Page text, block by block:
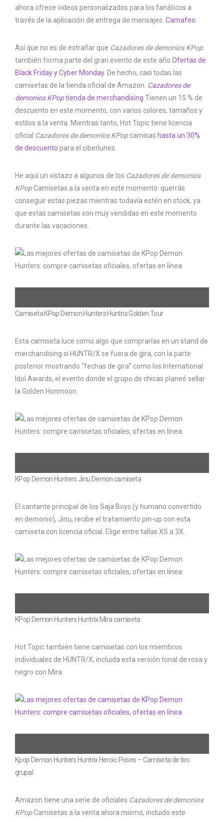
ahora ofrece videos personalizados para los fanáticos a
través de la aplicación de entrega de mensajes. Camafeo.
Así que no es de extrañar que Cazadores de demonios KPop
también forma parte del gran evento de este año Ofertas de
Black Friday y Cyber ​​Monday. De hecho, casi todas las
camisetas de la tienda oficial de Amazon. Cazadores de
demonios KPoptienda de merchandising Tienen un 15 % de
descuento en este momento, con varios colores, tamaños y
estilos a la venta. Mientras tanto, Hot Topic tiene licencia
oficial Cazadores de demonios KPopcamisas hasta un 30%
de descuento para el ciberlunes.
He aquí un vistazo a algunos de los Cazadores de demonios
KPopCamisetas a la venta en este momento: querrás
conseguir estas piezas mientras todavía estén en stock, ya
que estas camisetas son muy vendidas en este momento
durante las vacaciones.
Camiseta KPop Demon Hunters Huntrix Golden Tour
Esta camiseta luce como algo que comprarías en un stand de
merchandising si HUNTR/X se fuera de gira, con la parte
posterior mostrando “fechas de gira” como los International
Idol Awards, el evento donde el grupo de chicas planeó sellar
la Golden Honmoon.
KPop Demon Hunters Jinu Demon camiseta
El cantante principal de los Saja Boys (y humano convertido
en demonio), Jinu, recibe el tratamiento pin-up con esta
camiseta con licencia oficial. Elige entre tallas XS a 3X.
KPop Demon Hunters Huntrix Mira camiseta
Hot Topic también tiene camisetas con los miembros
individuales de HUNTR/X, incluida esta versión tonal de rosa y
negro con Mira.
Kpop Demon Hunters Huntrix Heroic Poses – Camiseta de tiro
grupal
Amazon tiene una serie de oficiales Cazadores de demonios
KPopCamisetas a la venta ahora mismo, incluido este